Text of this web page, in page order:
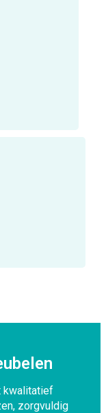
kwalitatief
zorgvuldig